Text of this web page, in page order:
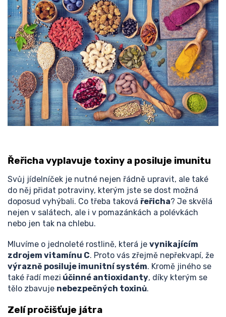
Řeřicha vyplavuje toxiny a posiluje imunitu
Svůj jídelníček je nutné nejen řádně upravit, ale také
do něj přidat potraviny, kterým jste se dost možná
doposud vyhýbali. Co třeba taková řeřicha? Je skvělá
nejen v salátech, ale i v pomazánkách a polévkách
nebo jen tak na chlebu.
Mluvíme o jednoleté rostlině, která je vynikajícím
zdrojem vitamínu C. Proto vás zřejmě nepřekvapí, že
výrazně posiluje imunitní systém. Kromě jiného se
také řadí mezi účinné antioxidanty, díky kterým se
tělo zbavuje nebezpečných toxinů.
Zelí pročišťuje játra